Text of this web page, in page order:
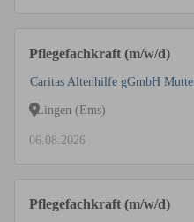
Pflegefachkraft (m/w/d)
Caritas Altenhilfe gGmbH
Lingen (Ems)
06.08.2026
Pflegefachkraft (m/w/d)